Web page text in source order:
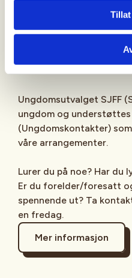
SJFFUpå
TikTokog vår egen
Ungdomsutvalget SJFF
ungdom og
(Ungdomskontakter)
våre arrangementer.
Lurer du på noe? Har du
Er du forelder/foresatt
spennende ut? Ta
en fredag.
Mer informasjon